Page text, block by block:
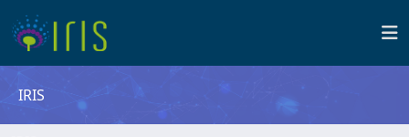
IRIS